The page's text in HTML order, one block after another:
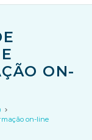
ON-
on-line